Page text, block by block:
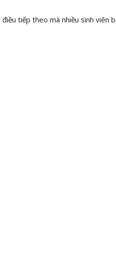
tiếp theo mà nhiều sinh viên